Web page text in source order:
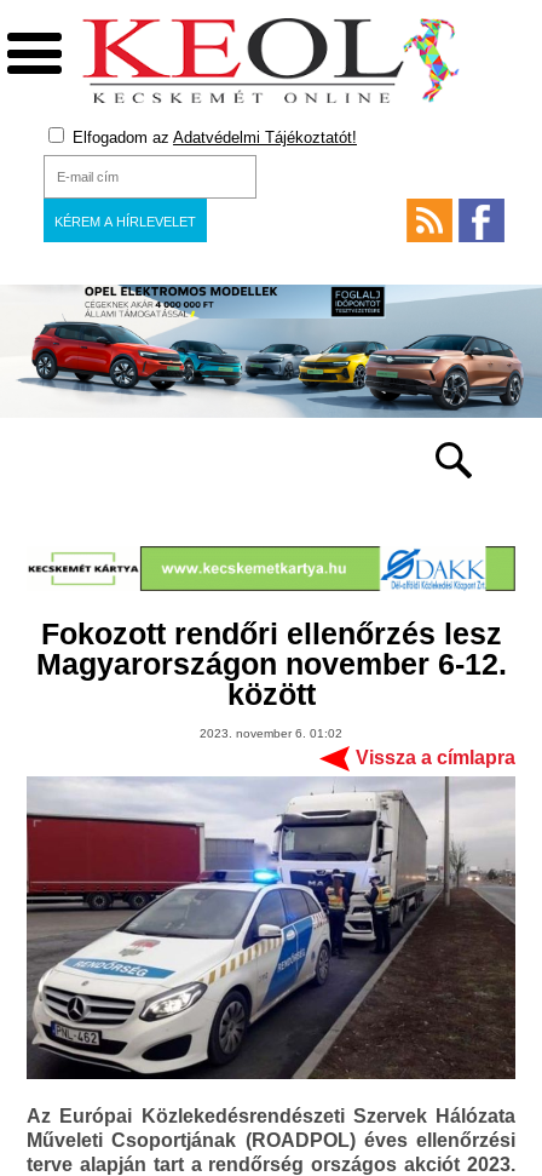
Elfogadom az Adatvédelmi Tájékoztatót!
Fokozott rendőri ellenőrzés lesz
Magyarországon november 6-12.
között
2023. november 6. 01:02
Vissza a címlapra
Az Európai Közlekedésrendészeti Szervek Hálózata
Műveleti Csoportjának (ROADPOL) éves ellenőrzési
terve alapján tart a rendőrség országos akciót 2023.